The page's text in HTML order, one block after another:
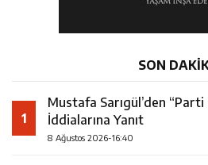
SON
1
Mustafa Sarıgül’den
İddialarına Yanıt
8 Ağustos 2026-16:40